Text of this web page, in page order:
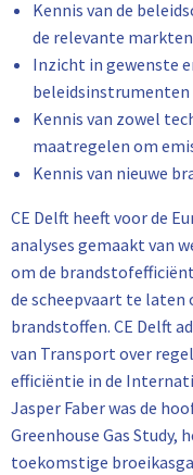
Kennis van de
de relevante markten
Inzicht in gewenste
beleidsinstrumenten
Kennis van zowel
maatregelen om
Kennis van nieuwe
CE Delft heeft voor de
analyses gemaakt van
om de
de scheepvaart te laten
brandstoffen. CE Delft
van Transport over
efficiëntie in de
Jasper Faber was de
Greenhouse Gas
toekomstige